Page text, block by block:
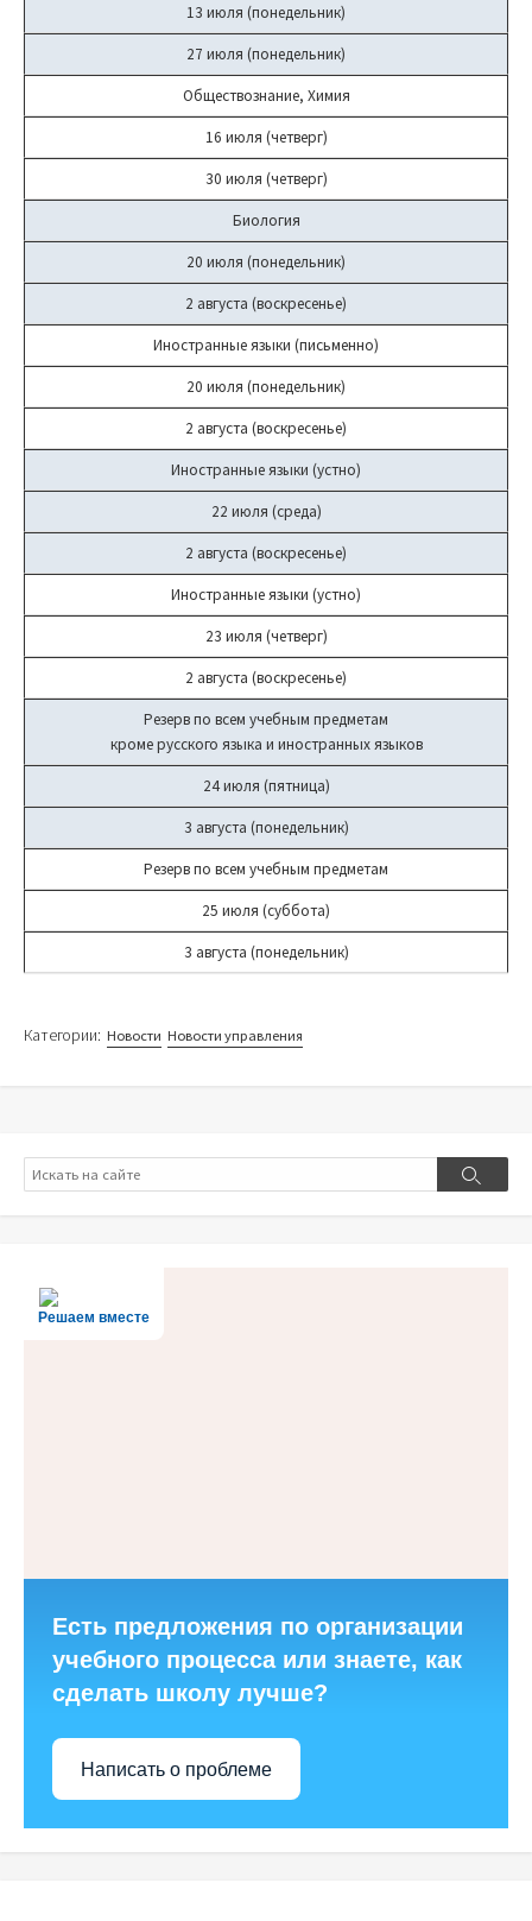
13 июля (понедельник)
27 июля (понедельник)
Обществознание, Химия
16 июля (четверг)
30 июля (четверг)
Биология
20 июля (понедельник)
2 августа (воскресенье)
Иностранные языки (письменно)
20 июля (понедельник)
2 августа (воскресенье)
Иностранные языки (устно)
22 июля (среда)
2 августа (воскресенье)
Иностранные языки (устно)
23 июля (четверг)
2 августа (воскресенье)
Резерв по всем учебным предметам
кроме русского языка и иностранных языков
24 июля (пятница)
3 августа (понедельник)
Резерв по всем учебным предметам
25 июля (суббота)
3 августа (понедельник)
Категории: Новости Новости управления
Поиск
Поиск
Решаем вместе
Есть предложения по организации
учебного процесса или знаете, как
сделать школу лучше?
Написать о проблеме